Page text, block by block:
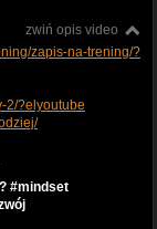
zwiń opis video
zapis-na-trening/?
2/?elyoutube
#mindset